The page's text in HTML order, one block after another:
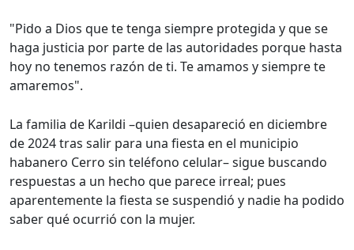
"Pido a Dios que te tenga siempre protegida y que se
haga justicia por parte de las autoridades porque hasta
hoy no tenemos razón de ti. Te amamos y siempre te
amaremos".
La familia de Karildi –quien desapareció en diciembre
de 2024 tras salir para una fiesta en el municipio
habanero Cerro sin teléfono celular– sigue buscando
respuestas a un hecho que parece irreal; pues
aparentemente la fiesta se suspendió y nadie ha podido
saber qué ocurrió con la mujer.